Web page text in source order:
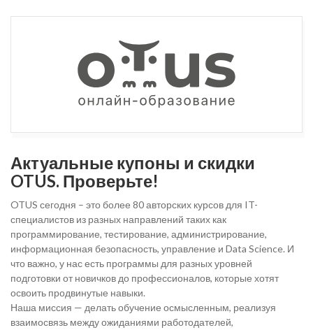
Актуальные купоны и скидки
OTUS. Проверьте!
OTUS сегодня – это более 80 авторских курсов для IT-
специалистов из разных направлений таких как
программирование, тестирование, администрирование,
информационная безопасность, управление и Data Science. И
что важно, у нас есть программы для разных уровней
подготовки от новичков до профессионалов, которые хотят
освоить продвинутые навыки.
Наша миссия — делать обучение осмысленным, реализуя
взаимосвязь между ожиданиями работодателей,